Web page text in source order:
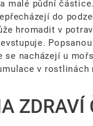
malé půdní
do
hromadit v
nacházejí u
v